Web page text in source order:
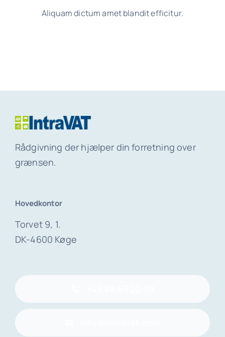
Aliquam dictum amet blandit efficitur.
Rådgivning der hjælper din forretning over
grænsen.
Hovedkontor
Torvet 9, 1.
DK-4600 Køge